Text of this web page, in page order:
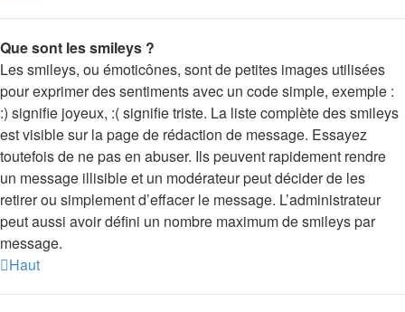
Que sont les smileys ?
Les smileys, ou émoticônes, sont de petites images utilisées
pour exprimer des sentiments avec un code simple, exemple :
:) signifie joyeux, :( signifie triste. La liste complète des smileys
est visible sur la page de rédaction de message. Essayez
toutefois de ne pas en abuser. Ils peuvent rapidement rendre
un message illisible et un modérateur peut décider de les
retirer ou simplement d’effacer le message. L’administrateur
peut aussi avoir défini un nombre maximum de smileys par
message.
Haut